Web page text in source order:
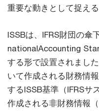
重要な動きとして捉え
ISSBは、IFRS財団の傘
nationalAccounting
する形で設置されまし
いて作成される財務情
するISSB基準（IFRSサ
作成される非財務情報